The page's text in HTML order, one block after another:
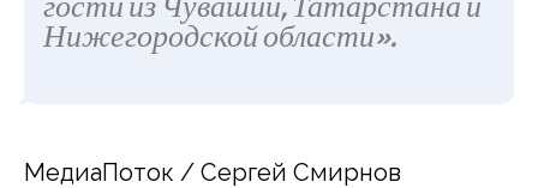
Нижегородской области».
МедиаПоток / Сергей Смирнов